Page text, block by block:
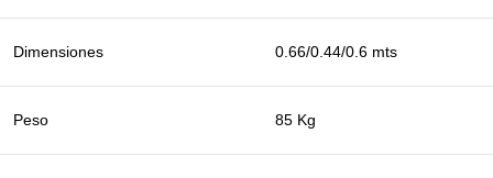
Dimensiones 0.66/0.44/0.6 mts
Peso 85 Kg